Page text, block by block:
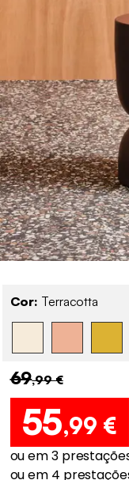
Cor: Terracotta
69,99 €
55,99 €